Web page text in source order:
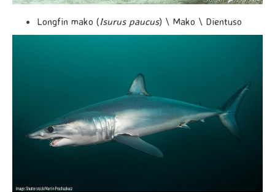
Longfin mako (Isurus paucus) \ Mako \ Dientuso